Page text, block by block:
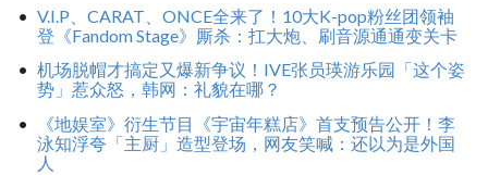
V.I.P、CARAT、ONCE全来了！10大K-pop粉丝团领袖
登《Fandom Stage》厮杀：扛大炮、刷音源通通变关卡
机场脱帽才搞定又爆新争议！IVE张员瑛游乐园「这个姿
势」惹众怒，韩网：礼貌在哪？
《地娱室》衍生节目《宇宙年糕店》首支预告公开！李
泳知浮夸「主厨」造型登场，网友笑喊：还以为是外国
人